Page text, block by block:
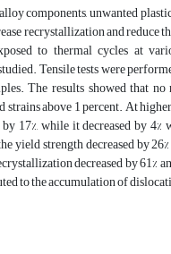
components, unwanted
recrystallization and
to thermal cycles at
Tensile tests were
The results showed that
strains above 1 percent. At
17%, while it decreased by
yield strength decreased by
decreased by 61%
to the accumulation of